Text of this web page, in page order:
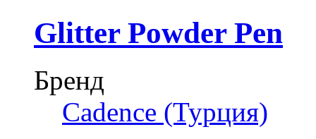
Glitter Powder Pen
Бренд
Cadence (Турция)